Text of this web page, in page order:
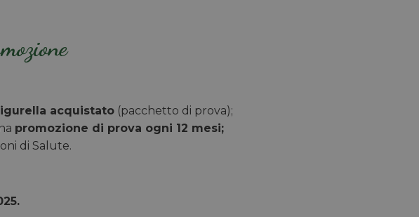
acquistato (pacchetto di prova);
promozione di prova ogni 12 mesi;
di Salute.